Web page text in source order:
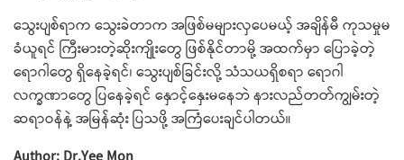
သွေးပျစ်ရာက သွေးခဲတာက အဖြစ်မများလှပေမယ့် အချိန်မီ ကုသမှုမ
ခံယူရင် ကြီးမားတဲ့ဆိုးကျိုးတွေ ဖြစ်နိုင်တာမို့ အထက်မှာ ပြောခဲ့တဲ့
ရောဂါတွေ ရှိနေခဲ့ရင်၊ သွေးပျစ်ခြင်းလို့ သံသယရှိစရာ ရောဂါ
လက္ခဏာတွေ ပြနေခဲ့ရင် နှောင့်နှေးမနေဘဲ နားလည်တတ်ကျွမ်းတဲ့
ဆရာဝန်နဲ့ အမြန်ဆုံး ပြသဖို့ အကြံပေးချင်ပါတယ်။